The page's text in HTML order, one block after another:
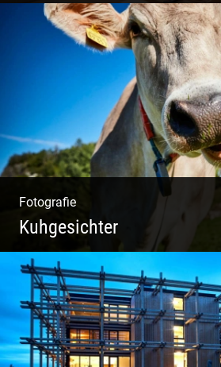
Zweites Shooting für das
Fotografie
Kuhgesichter
Kuhportraits